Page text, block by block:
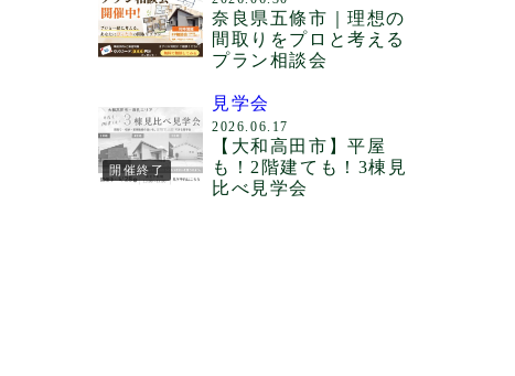
奈良県五條市｜理想の
間取りをプロと考える
プラン相談会
開催終了
見学会
2026.06.17
【大和高田市】平屋
も！2階建ても！3棟見
比べ見学会